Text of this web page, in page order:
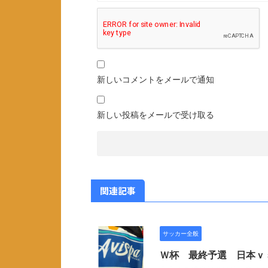
新しいコメントをメールで通知
新しい投稿をメールで受け取る
関連記事
サッカー全般
Ｗ杯 最終予選 日本ｖ